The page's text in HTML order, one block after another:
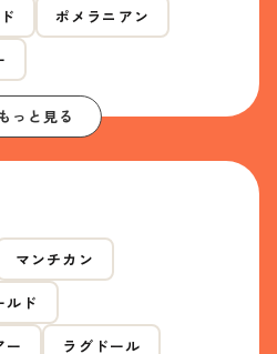
ポメラニアン
っと見る
マンチカン
ルド
ー ラグドール